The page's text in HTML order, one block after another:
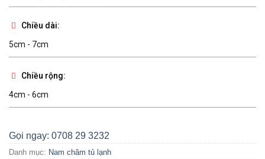
Chiều dài:
5cm - 7cm
Chiều rộng:
4cm - 6cm
Gọi ngay: 0708 29 3232
Danh mục: Nam châm tủ lạnh